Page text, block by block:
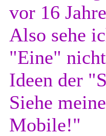
vor 16
Also sehe
"Eine"
Ideen der
Siehe
Mobile!"